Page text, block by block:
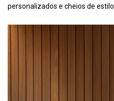
personalizados e cheios de estilo.